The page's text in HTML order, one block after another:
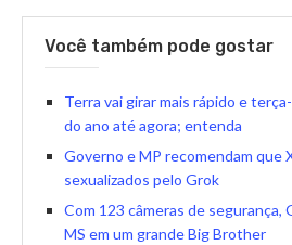
Você também pode gostar
Terra vai girar mais rápido e
do ano até agora; entenda
Governo e MP recomendam que
sexualizados pelo Grok
Com 123 câmeras de segurança,
MS em um grande Big Brother